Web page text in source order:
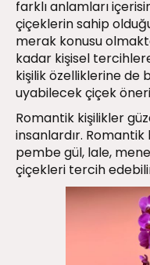
farklı anlamları
çiçeklerin sahip
merak konusu
kadar kişisel
kişilik özelliklerine de
uyabilecek çiçek
Romantik kişilikler
insanlardır.
pembe gül, lale,
çiçekleri tercih